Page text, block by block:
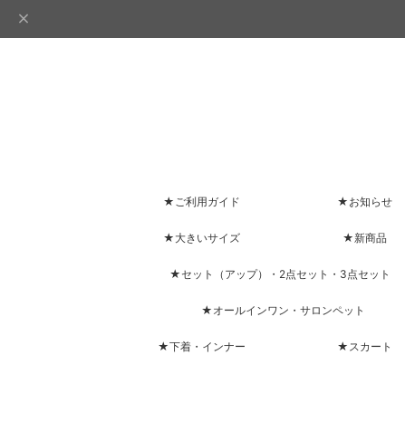
★ご利用ガイド ★お知らせ
★大きいサイズ ★新商品
★セット（アップ）・2点セット・3点セット
★オールインワン・サロンペット
★下着・インナー ★スカート